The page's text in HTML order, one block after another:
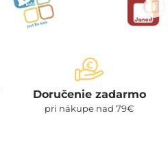
Doručenie zadarmo
pri nákupe nad 79€